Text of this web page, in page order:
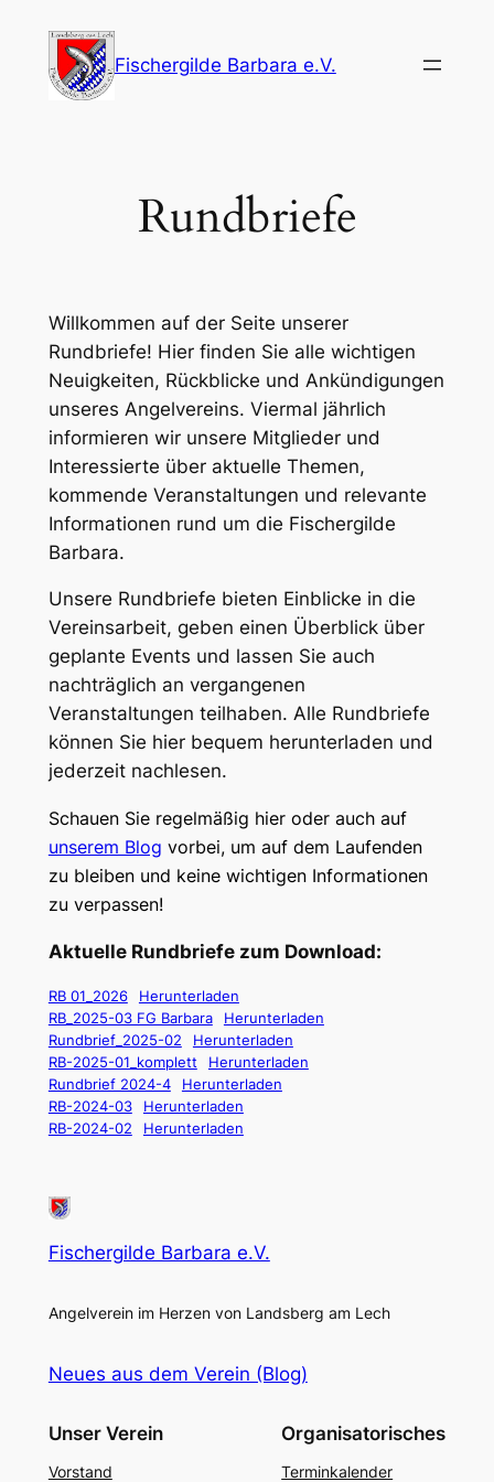
springen
Fischergilde Barbara e.V.
Rundbriefe
Willkommen auf der Seite unserer
Rundbriefe! Hier finden Sie alle wichtigen
Neuigkeiten, Rückblicke und Ankündigungen
unseres Angelvereins. Viermal jährlich
informieren wir unsere Mitglieder und
Interessierte über aktuelle Themen,
kommende Veranstaltungen und relevante
Informationen rund um die Fischergilde
Barbara.
Unsere Rundbriefe bieten Einblicke in die
Vereinsarbeit, geben einen Überblick über
geplante Events und lassen Sie auch
nachträglich an vergangenen
Veranstaltungen teilhaben. Alle Rundbriefe
können Sie hier bequem herunterladen und
jederzeit nachlesen.
Schauen Sie regelmäßig hier oder auch auf
unserem Blog vorbei, um auf dem Laufenden
zu bleiben und keine wichtigen Informationen
zu verpassen!
Aktuelle Rundbriefe zum Download:
RB 01_2026
Herunterladen
RB_2025-03 FG Barbara
Herunterladen
Rundbrief_2025-02
Herunterladen
RB-2025-01_komplett
Herunterladen
Rundbrief 2024-4
Herunterladen
RB-2024-03
Herunterladen
RB-2024-02
Herunterladen
Fischergilde Barbara e.V.
Angelverein im Herzen von Landsberg am Lech
Neues aus dem Verein (Blog)
Unser Verein
Vorstand
Organisatorisches
Terminkalender